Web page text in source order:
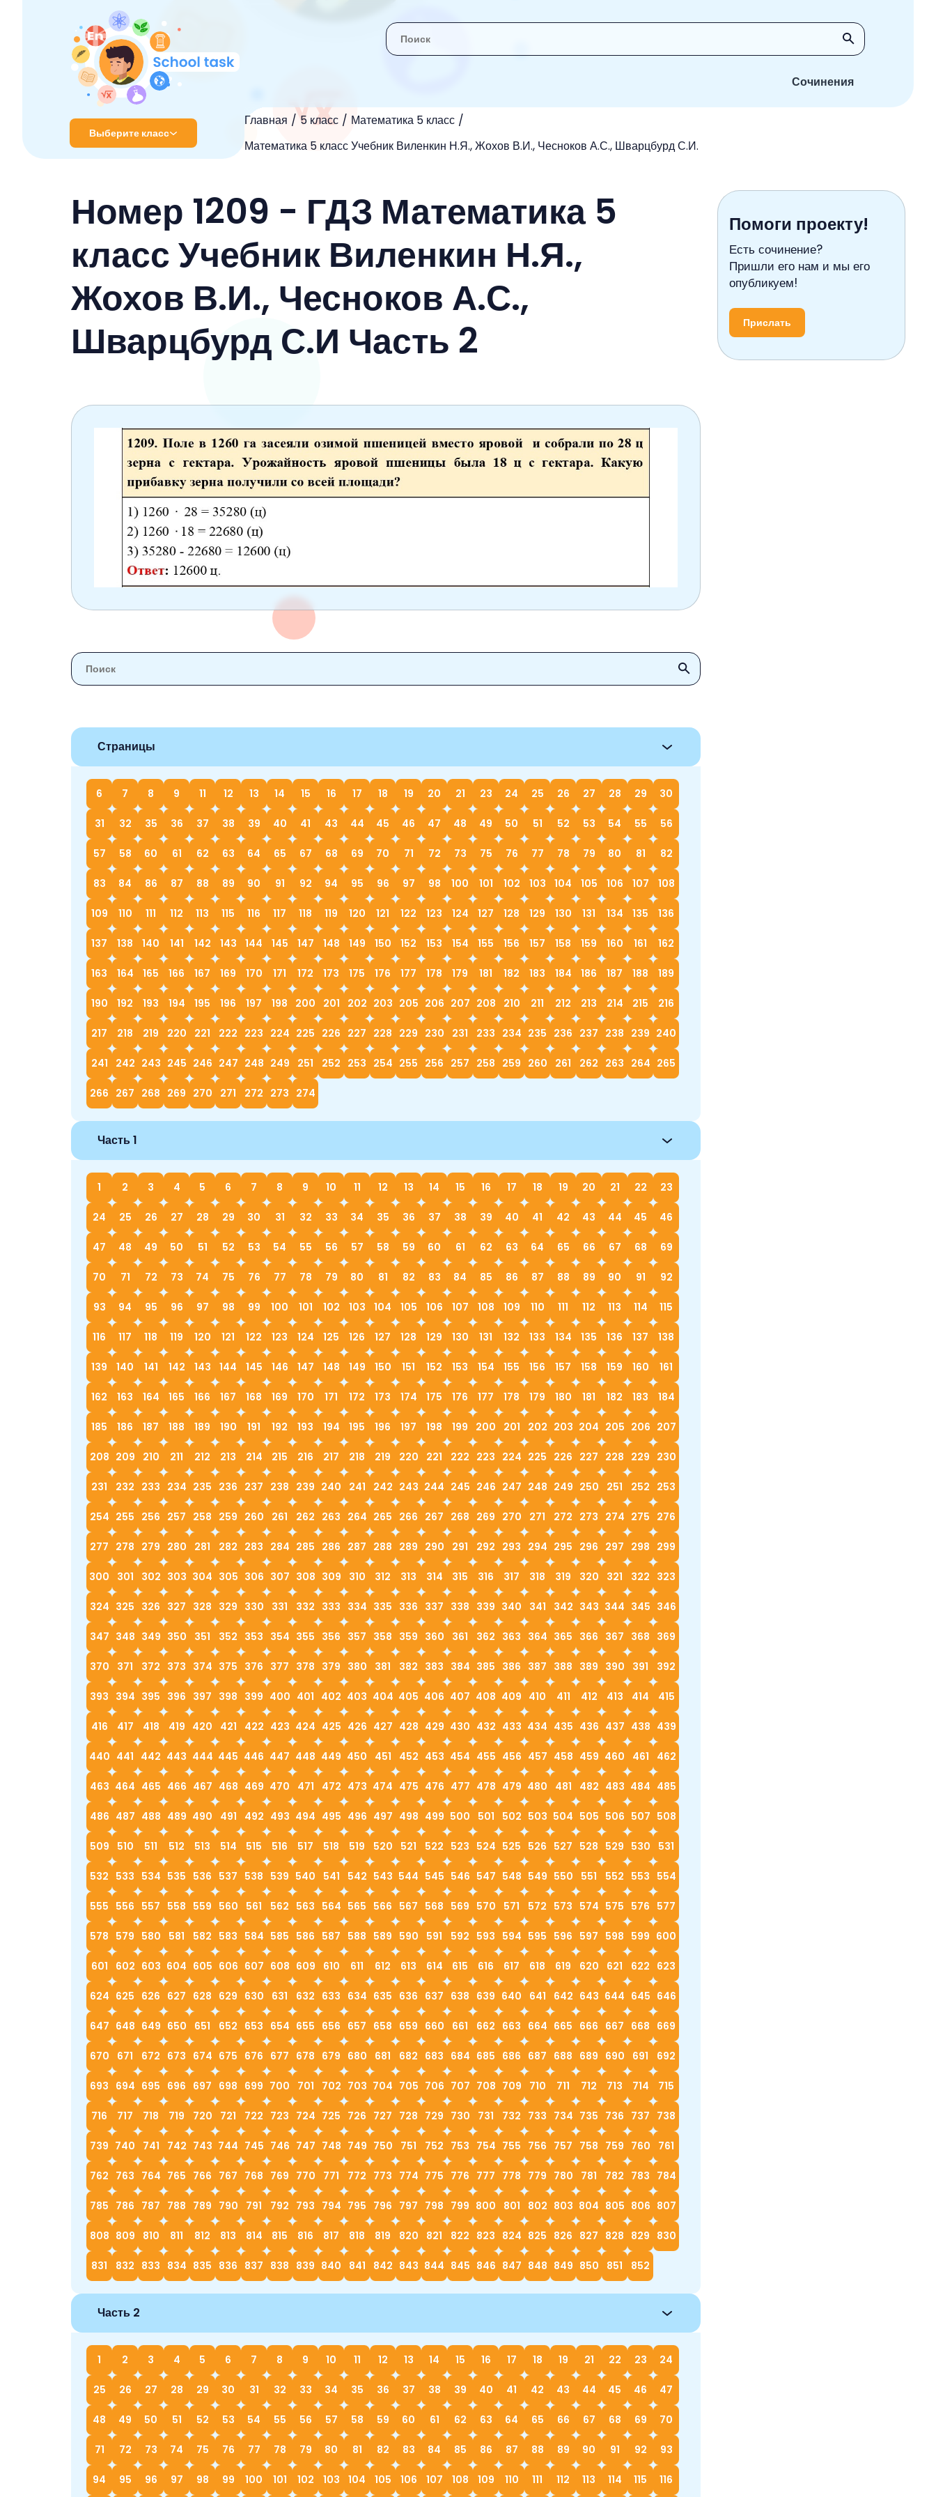
Сочинения
Выберите класс
Главная 5 класс
Математика 5 класс
Математика 5 класс Учебник Виленкин Н.Я., Жохов В.И., Чесноков А.С., Шварцбурд С.И.
2 класс
4 класс
5 класс
7 класс
9 класс
Номер 1209 - ГДЗ Математика 5
класс Учебник Виленкин Н.Я.,
Жохов В.И., Чесноков А.С.,
Шварцбурд С.И Часть 2
Страницы
6 7 8 9 11 12 13 14 15 16 17 18 19 20 21 23 24 25 26 27 28 29 30
31 32 35 36 37 38 39 40 41 43 44 45 46 47 48 49 50 51 52 53 54 55 56
57 58 60 61 62 63 64 65 67 68 69 70 71 72 73 75 76 77 78 79 80 81 82
83 84 86 87 88 89 90 91 92 94 95 96 97 98 100 101 102 103 104 105 106 107 108
109 110 111 112 113 115 116 117 118 119 120 121 122 123 124 127 128 129 130 131 134 135 136
137 138 140 141 142 143 144 145 147 148 149 150 152 153 154 155 156 157 158 159 160 161 162
163 164 165 166 167 169 170 171 172 173 175 176 177 178 179 181 182 183 184 186 187 188 189
190 192 193 194 195 196 197 198 200 201 202 203 205 206 207 208 210 211 212 213 214 215 216
217 218 219 220 221 222 223 224 225 226 227 228 229 230 231 233 234 235 236 237 238 239 240
241 242 243 245 246 247 248 249 251 252 253 254 255 256 257 258 259 260 261 262 263 264 265
266 267 268 269 270 271 272 273 274
Часть 1
1 2 3 4 5 6 7 8 9 10 11 12 13 14 15 16 17 18 19 20 21 22 23
24 25 26 27 28 29 30 31 32 33 34 35 36 37 38 39 40 41 42 43 44 45 46
47 48 49 50 51 52 53 54 55 56 57 58 59 60 61 62 63 64 65 66 67 68 69
70 71 72 73 74 75 76 77 78 79 80 81 82 83 84 85 86 87 88 89 90 91 92
93 94 95 96 97 98 99 100 101 102 103 104 105 106 107 108 109 110 111 112 113 114 115
116 117 118 119 120 121 122 123 124 125 126 127 128 129 130 131 132 133 134 135 136 137 138
139 140 141 142 143 144 145 146 147 148 149 150 151 152 153 154 155 156 157 158 159 160 161
162 163 164 165 166 167 168 169 170 171 172 173 174 175 176 177 178 179 180 181 182 183 184
185 186 187 188 189 190 191 192 193 194 195 196 197 198 199 200 201 202 203 204 205 206 207
208 209 210 211 212 213 214 215 216 217 218 219 220 221 222 223 224 225 226 227 228 229 230
231 232 233 234 235 236 237 238 239 240 241 242 243 244 245 246 247 248 249 250 251 252 253
254 255 256 257 258 259 260 261 262 263 264 265 266 267 268 269 270 271 272 273 274 275 276
277 278 279 280 281 282 283 284 285 286 287 288 289 290 291 292 293 294 295 296 297 298 299
300 301 302 303 304 305 306 307 308 309 310 312 313 314 315 316 317 318 319 320 321 322 323
324 325 326 327 328 329 330 331 332 333 334 335 336 337 338 339 340 341 342 343 344 345 346
347 348 349 350 351 352 353 354 355 356 357 358 359 360 361 362 363 364 365 366 367 368 369
370 371 372 373 374 375 376 377 378 379 380 381 382 383 384 385 386 387 388 389 390 391 392
393 394 395 396 397 398 399 400 401 402 403 404 405 406 407 408 409 410 411 412 413 414 415
416 417 418 419 420 421 422 423 424 425 426 427 428 429 430 432 433 434 435 436 437 438 439
440 441 442 443 444 445 446 447 448 449 450 451 452 453 454 455 456 457 458 459 460 461 462
463 464 465 466 467 468 469 470 471 472 473 474 475 476 477 478 479 480 481 482 483 484 485
486 487 488 489 490 491 492 493 494 495 496 497 498 499 500 501 502 503 504 505 506 507 508
509 510 511 512 513 514 515 516 517 518 519 520 521 522 523 524 525 526 527 528 529 530 531
532 533 534 535 536 537 538 539 540 541 542 543 544 545 546 547 548 549 550 551 552 553 554
555 556 557 558 559 560 561 562 563 564 565 566 567 568 569 570 571 572 573 574 575 576 577
578 579 580 581 582 583 584 585 586 587 588 589 590 591 592 593 594 595 596 597 598 599 600
601 602 603 604 605 606 607 608 609 610 611 612 613 614 615 616 617 618 619 620 621 622 623
624 625 626 627 628 629 630 631 632 633 634 635 636 637 638 639 640 641 642 643 644 645 646
647 648 649 650 651 652 653 654 655 656 657 658 659 660 661 662 663 664 665 666 667 668 669
670 671 672 673 674 675 676 677 678 679 680 681 682 683 684 685 686 687 688 689 690 691 692
693 694 695 696 697 698 699 700 701 702 703 704 705 706 707 708 709 710 711 712 713 714 715
716 717 718 719 720 721 722 723 724 725 726 727 728 729 730 731 732 733 734 735 736 737 738
739 740 741 742 743 744 745 746 747 748 749 750 751 752 753 754 755 756 757 758 759 760 761
762 763 764 765 766 767 768 769 770 771 772 773 774 775 776 777 778 779 780 781 782 783 784
785 786 787 788 789 790 791 792 793 794 795 796 797 798 799 800 801 802 803 804 805 806 807
808 809 810 811 812 813 814 815 816 817 818 819 820 821 822 823 824 825 826 827 828 829 830
831 832 833 834 835 836 837 838 839 840 841 842 843 844 845 846 847 848 849 850 851 852
Часть 2
1 2 3 4 5 6 7 8 9 10 11 12 13 14 15 16 17 18 19 21 22 23 24
25 26 27 28 29 30 31 32 33 34 35 36 37 38 39 40 41 42 43 44 45 46 47
48 49 50 51 52 53 54 55 56 57 58 59 60 61 62 63 64 65 66 67 68 69 70
71 72 73 74 75 76 77 78 79 80 81 82 83 84 85 86 87 88 89 90 91 92 93
94 95 96 97 98 99 100 101 102 103 104 105 106 107 108 109 110 111 112 113 114 115 116
Помоги проекту!
Есть сочинение?
Пришли его нам и мы его
опубликуем!
Прислать